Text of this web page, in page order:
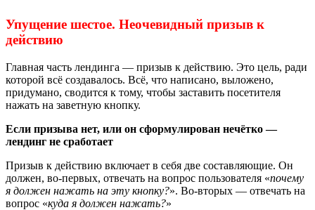
Упущение шестое. Неочевидный призыв к
действию
Главная часть лендинга — призыв к действию. Это цель, ради
которой всё создавалось. Всё, что написано, выложено,
придумано, сводится к тому, чтобы заставить посетителя
нажать на заветную кнопку.
Если призыва нет, или он сформулирован нечётко —
лендинг не сработает
Призыв к действию включает в себя две составляющие. Он
должен, во-первых, отвечать на вопрос пользователя «почему
я должен нажать на эту кнопку?». Во-вторых — отвечать на
вопрос «куда я должен нажать?»